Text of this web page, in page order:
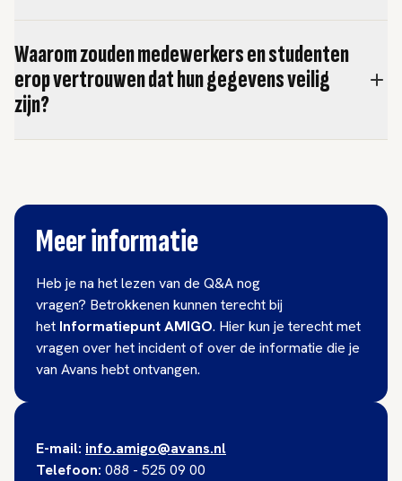
Waarom zouden medewerkers en studenten
erop vertrouwen dat hun gegevens veilig
zijn?
Meer informatie
Heb je na het lezen van de Q&A nog
vragen? Betrokkenen kunnen terecht bij
het Informatiepunt AMIGO. Hier kun je terecht met
vragen over het incident of over de informatie die je
van Avans hebt ontvangen.
E-mail: info.amigo@avans.nl
Telefoon: 088 - 525 09 00